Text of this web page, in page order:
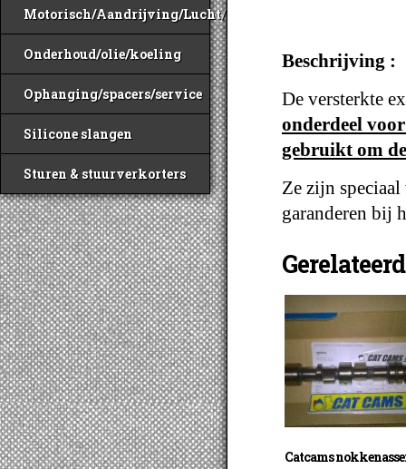
Motorisch/Aandrijving/Lucht/Benzine
Onderhoud/olie/koeling
Ophanging/spacers/service
Silicone slangen
Sturen & stuurverkorters
Beschrijving :
De versterkte
onderdeel
gebruikt om
Ze zijn
garanderen bij
Catcams